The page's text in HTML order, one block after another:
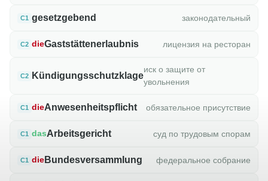
C1 gesetzgebend законодательный
C2 dieGaststättenerlaubnis лицензия на ресторан
C2 Kündigungsschutzklage
иск о защите от
увольнения
C1 dieAnwesenheitspflicht обязательное присутствие
C1 dasArbeitsgericht суд по трудовым спорам
C1 die Bundesversammlung федеральное собрание